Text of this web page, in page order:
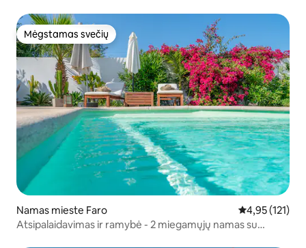
Mėgstamas svečių
Mėgstamas svečių
Namas mieste Faro Vidutinis
4,95 (121)
Atsipalaidavimas ir ramybė - 2 miegamųjų namas su